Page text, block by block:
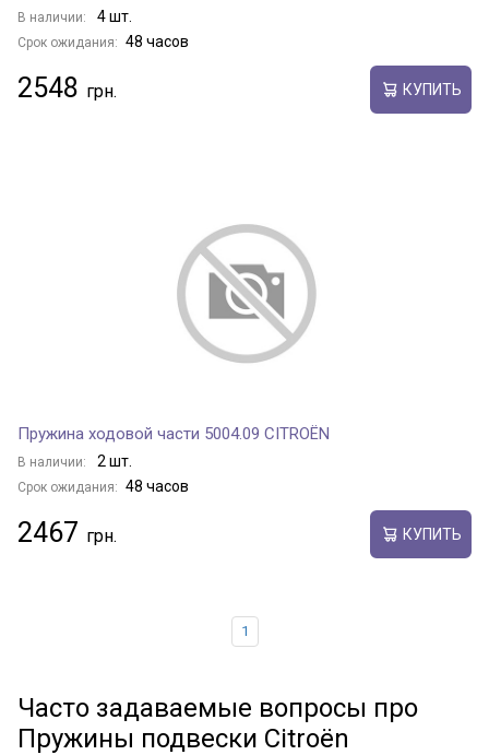
В наличии: 4 шт.
Срок ожидания: 48 часов
2548 КУПИТЬ
Пружина ходовой части 5004.09 CITROËN
В наличии: 2 шт.
Срок ожидания: 48 часов
2467 КУПИТЬ
1
Часто задаваемые вопросы про
Пружины подвески Citroën